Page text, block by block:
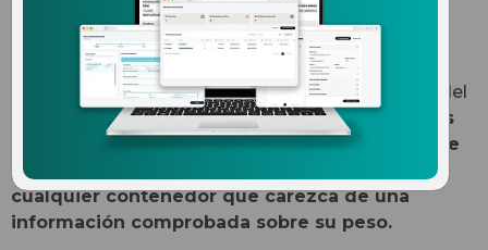
A partir del 1 julio de 2016, las navieras están
obligadas a proporcionar información verificada del
peso de los contenedores que transporten, y
a los
operadores portuarios y compañías navieras de
comercio exterior se les prohibirá cargar
cualquier contenedor que carezca de una
información comprobada sobre su peso.